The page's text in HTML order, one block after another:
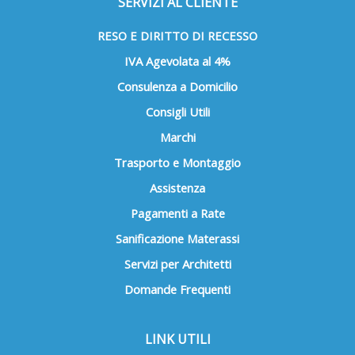
RESO E DIRITTO DI RECESSO
IVA Agevolata al 4%
Consulenza a Domicilio
Consigli Utili
Marchi
Trasporto e Montaggio
Assistenza
Pagamenti a Rate
Sanificazione Materassi
Servizi per Architetti
Domande Frequenti
LINK UTILI